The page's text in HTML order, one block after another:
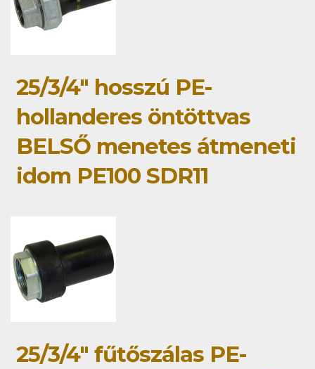
25/3/4" hosszú PE-
hollanderes öntöttvas
BELSŐ menetes átmeneti
idom PE100 SDR11
25/3/4" fűtőszálas PE-